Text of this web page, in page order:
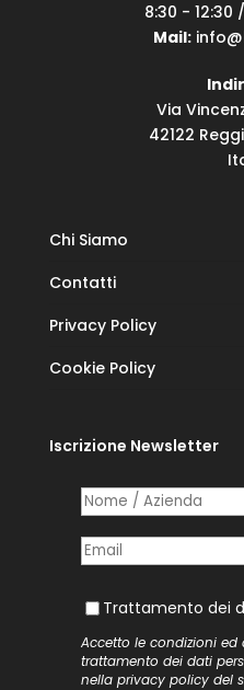
8:30 - 12:30
Mail:
Via
42122
Chi Siamo
Contatti
Privacy Policy
Cookie Policy
Iscrizione Newsletter
Nome /​ Azienda
Posta elettronica
Trattamento dei
Trattamento dei
Accetto le condizioni ed
trattamento dei dati
nella privacy policydel